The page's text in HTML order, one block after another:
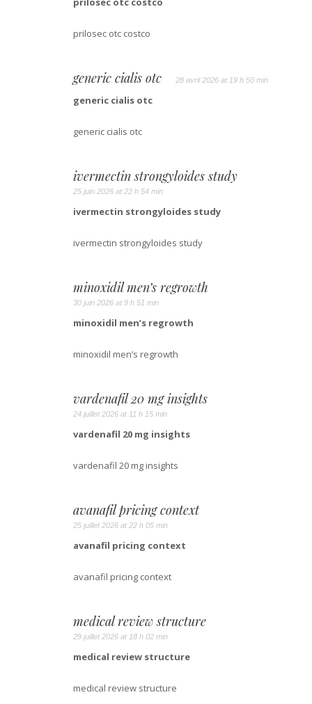
prilosec otc costco
generic cialis otc 28 avril 2026 at 19 h 50 min
generic cialis otc
generic cialis otc
ivermectin strongyloides study
25 juin 2026 at 22 h 54 min
ivermectin strongyloides study
ivermectin strongyloides study
minoxidil men’s regrowth
30 juin 2026 at 9 h 51 min
minoxidil men’s regrowth
minoxidil men’s regrowth
vardenafil 20 mg insights
24 juillet 2026 at 11 h 15 min
vardenafil 20 mg insights
vardenafil 20 mg insights
avanafil pricing context
25 juillet 2026 at 22 h 05 min
avanafil pricing context
avanafil pricing context
medical review structure
29 juillet 2026 at 18 h 02 min
medical review structure
medical review structure